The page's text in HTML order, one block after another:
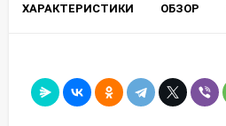
ХАРАКТЕРИСТИКИ ОБЗОР